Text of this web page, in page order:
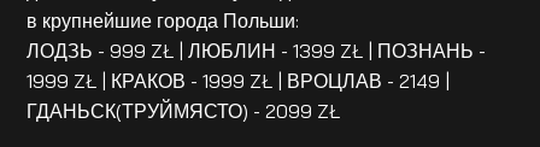
в крупнейшие города Польши:
ЛОДЗЬ - 999 ZŁ | ЛЮБЛИН - 1399 ZŁ | ПОЗНАНЬ -
1999 ZŁ | КРАКОВ - 1999 ZŁ | ВРОЦЛАВ - 2149 |
ГДАНЬСК(ТРУЙМЯСТО) - 2099 ZŁ